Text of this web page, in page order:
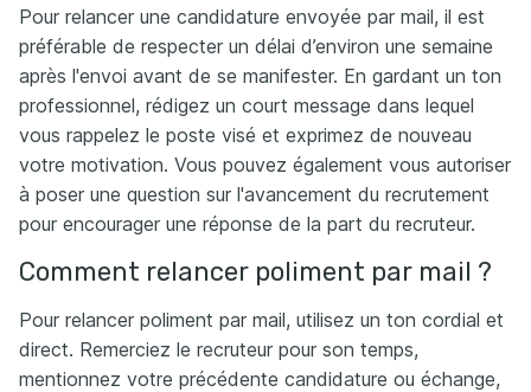
Pour relancer une candidature envoyée par mail, il est
préférable de respecter un délai d’environ une semaine
après l'envoi avant de se manifester. En gardant un ton
professionnel, rédigez un court message dans lequel
vous rappelez le poste visé et exprimez de nouveau
votre motivation. Vous pouvez également vous autoriser
à poser une question sur l'avancement du recrutement
pour encourager une réponse de la part du recruteur.
Comment relancer poliment par mail ?
Pour relancer poliment par mail, utilisez un ton cordial et
direct. Remerciez le recruteur pour son temps,
mentionnez votre précédente candidature ou échange,